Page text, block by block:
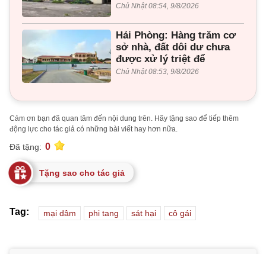
Chủ Nhật 08:54, 9/8/2026
Hải Phòng: Hàng trăm cơ
sở nhà, đất dôi dư chưa
được xử lý triệt để
Chủ Nhật 08:53, 9/8/2026
Cảm ơn bạn đã quan tâm đến nội dung trên. Hãy tặng sao để tiếp thêm
động lực cho tác giả có những bài viết hay hơn nữa.
Đã tặng: 0
Tặng sao cho tác giả
Tag: mại dâm phi tang sát hại cô gái